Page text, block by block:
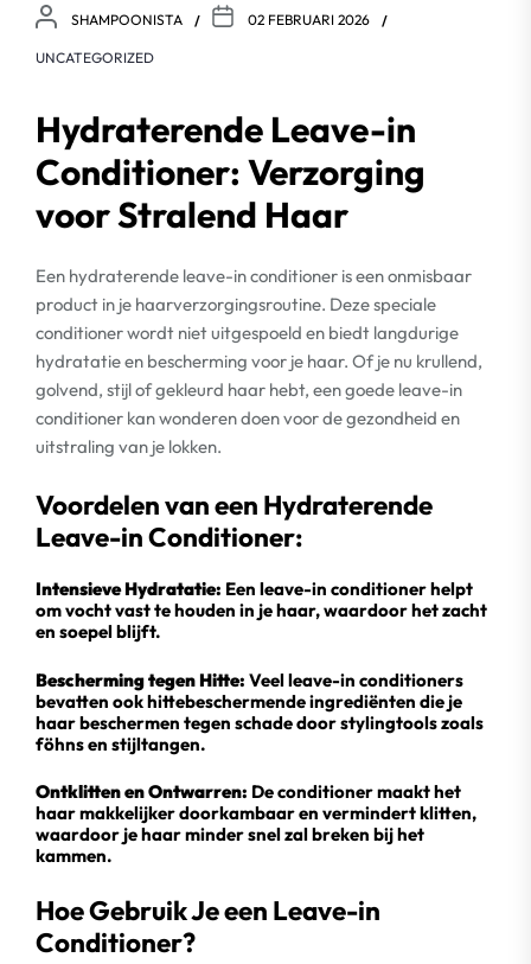
SHAMPOONISTA 02 FEBRUARI 2026
UNCATEGORIZED
Hydraterende Leave-in
Conditioner: Verzorging
voor Stralend Haar
Een hydraterende leave-in conditioner is een onmisbaar
product in je haarverzorgingsroutine. Deze speciale
conditioner wordt niet uitgespoeld en biedt langdurige
hydratatie en bescherming voor je haar. Of je nu krullend,
golvend, stijl of gekleurd haar hebt, een goede leave-in
conditioner kan wonderen doen voor de gezondheid en
uitstraling van je lokken.
Voordelen van een Hydraterende
Leave-in Conditioner:
Intensieve Hydratatie: Een leave-in conditioner helpt
om vocht vast te houden in je haar, waardoor het zacht
en soepel blijft.
Bescherming tegen Hitte: Veel leave-in conditioners
bevatten ook hittebeschermende ingrediënten die je
haar beschermen tegen schade door stylingtools zoals
föhns en stijltangen.
Ontklitten en Ontwarren: De conditioner maakt het
haar makkelijker doorkambaar en vermindert klitten,
waardoor je haar minder snel zal breken bij het
kammen.
Hoe Gebruik Je een Leave-in
Conditioner?